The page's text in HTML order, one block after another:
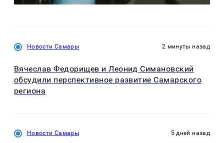
Новости Самары 2 минуты назад
Вячеслав Федорищев и Леонид Симановский
обсудили перспективное развитие Самарского
региона
Новости Самары 5 дней назад